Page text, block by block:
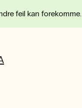
feil kan forekomme.